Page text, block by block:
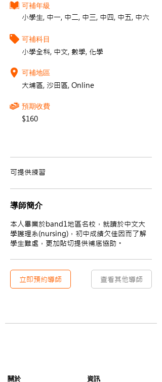
可補年級
小學生, 中一, 中二, 中三, 中四, 中五, 中六
可補科目
小學全科, 中文, 數學, 化學
可補地區
大埔區, 沙田區, Online
預期收費
$160
可提供練習
導師簡介
本人畢業於band1地區名校，就讀於中文大
學護理系(nursing)，初中成績欠佳因而了解
學生難處，更加貼切提供補底協助。
立即預約導師 查看其他導師
​關於 資訊